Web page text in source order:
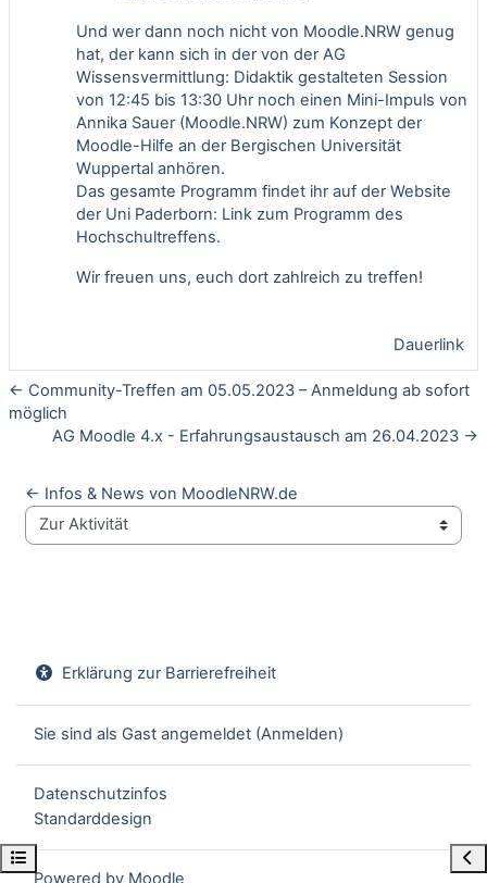
Kursindex öffnen
Und wer dann noch nicht von Moodle.NRW genug
hat, der kann sich in der von der AG
Wissensvermittlung: Didaktik gestalteten Session
von 12:45 bis 13:30 Uhr noch einen Mini-Impuls von
Annika Sauer (Moodle.NRW) zum Konzept der
Moodle-Hilfe an der Bergischen Universität
Wuppertal anhören.
Das gesamte Programm findet ihr auf der Website
der Uni Paderborn: Link zum Programm des
Hochschultreffens.
Wir freuen uns, euch dort zahlreich zu treffen!
Dauerlink
← Community-Treffen am 05.05.2023 – Anmeldung ab sofort
möglich
AG Moodle 4.x - Erfahrungsaustausch am 26.04.2023 →
← Infos & News von MoodleNRW.de
Zur Aktivität
Erklärung zur Barrierefreiheit
Sie sind als Gast angemeldet (Anmelden)
Datenschutzinfos
Standarddesign